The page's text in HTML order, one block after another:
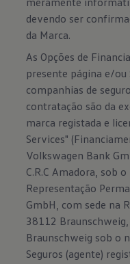
devendo ser
da Marca.
As Opções de
presente página e/ou
companhias de
contratação são da
marca registada e
Services"
Volkswagen Bank
C.R.C Amadora, sob
Representação
GmbH, com sede na
38112 Braunschweig,
Braunschweig sob o
Seguros (agente)